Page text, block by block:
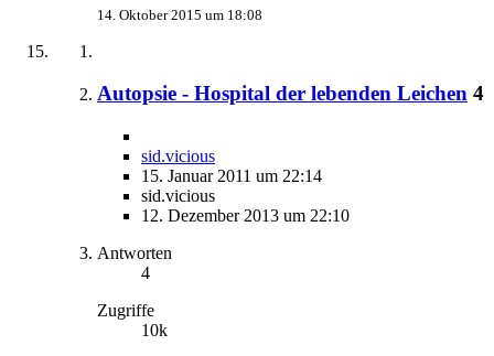
14. Oktober 2015 um 18:08
Autopsie - Hospital der lebenden Leichen 4
sid.vicious
15. Januar 2011 um 22:14
sid.vicious
12. Dezember 2013 um 22:10
Antworten
4
Zugriffe
10k